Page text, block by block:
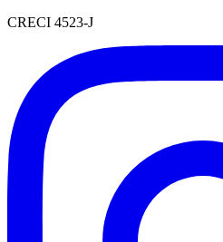
CRECI 4523-J